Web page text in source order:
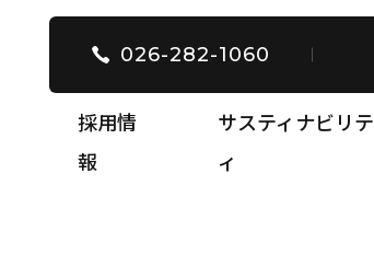
採用情
報
サスティナビリテ
ィ
026-282-1060